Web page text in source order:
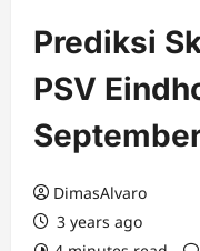
Prediksi
PSV
DimasAlvaro
3 years ago